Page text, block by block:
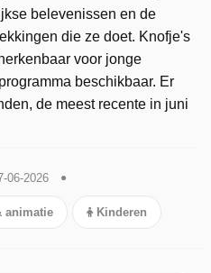
belevenissen en de
die ze doet. Knofje's
voor jonge
beschikbaar. Er
de meest recente in juni
06-2026
animatie Kinderen